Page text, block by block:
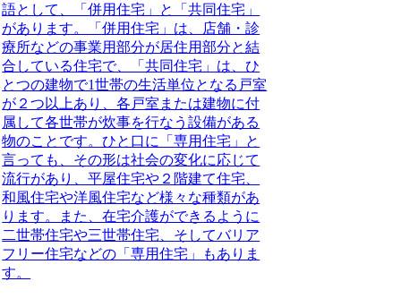
語として、「併用住宅」と「共同住宅」
があります。「併用住宅」は、店舗・診
療所などの事業用部分が居住用部分と結
合している住宅で、「共同住宅」は、ひ
とつの建物で1世帯の生活単位となる戸室
が２つ以上あり、各戸室または建物に付
属して各世帯が炊事を行なう設備がある
物のことです。ひと口に「専用住宅」と
言っても、その形は社会の変化に応じて
流行があり、平屋住宅や２階建て住宅、
和風住宅や洋風住宅など様々な種類があ
ります。また、在宅介護ができるように
二世帯住宅や三世帯住宅、そしてバリア
フリー住宅などの「専用住宅」もありま
す。